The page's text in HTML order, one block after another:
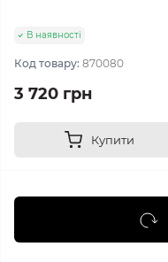
В наявності
Код товару: 870080
3 720 грн
Купити